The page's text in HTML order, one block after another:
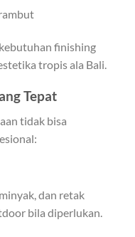
finishing
tropis ala Bali.
Tepat
tidak bisa
dan retak
bila diperlukan.